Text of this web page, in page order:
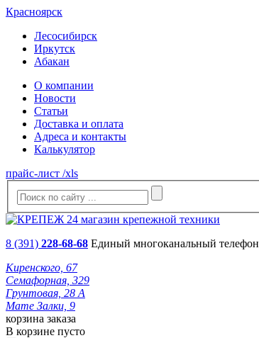
Красноярск
Лесосибирск
Иркутск
Абакан
О компании
Новости
Статьи
Доставка и оплата
Адреса и контакты
Калькулятор
прайс-лист /xls
8 (391) 228-68-68 Единый многоканальный телефон
Киренского, 67
Семафорная, 329
Грунтовая, 28 А
Мате Залки, 9
корзина заказа
В корзине пусто